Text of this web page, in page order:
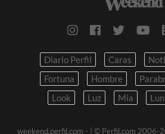
Diario Perfil Caras
Fortuna
Hombre
Look
Luz Mia
weekend.perfil.com - | © Perfil.com 2006-